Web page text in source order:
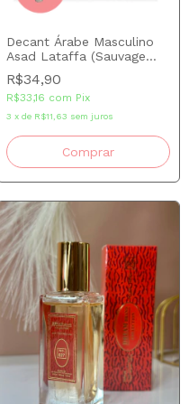
Decant Árabe Masculino
Asad Lataffa (Sauvage
Elixir)
R$34,90
R$33,16 com Pix
3 x de R$11,63 sem juros
Comprar